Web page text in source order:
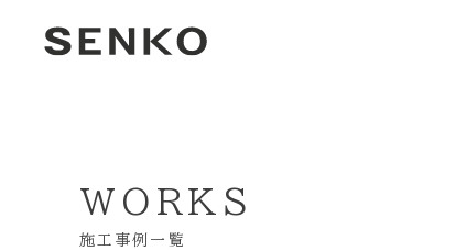
WORKS
施工事例一覧